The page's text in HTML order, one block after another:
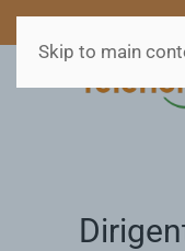
Skip to main